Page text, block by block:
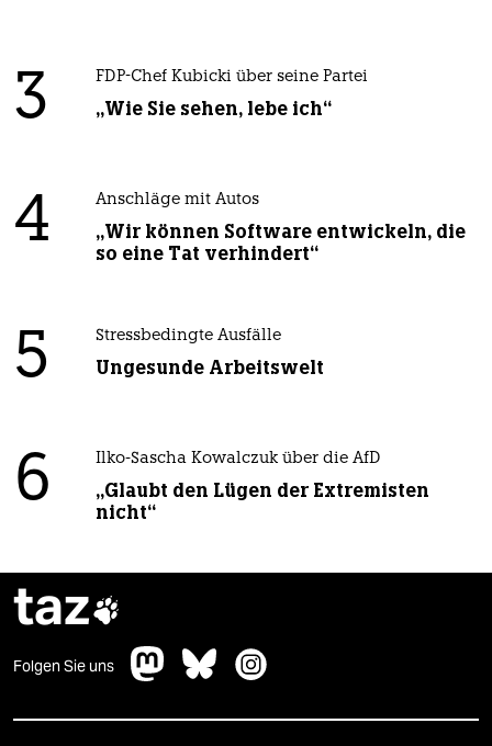
3
FDP-Chef Kubicki über seine Partei
„Wie Sie sehen, lebe ich“
4 Anschläge mit Autos
„Wir können Software entwickeln, die
so eine Tat verhindert“
5 Stressbedingte Ausfälle
Ungesunde Arbeitswelt
6 Ilko-Sascha Kowalczuk über die AfD
„Glaubt den Lügen der Extremisten
nicht“
taz
Folgen Sie uns